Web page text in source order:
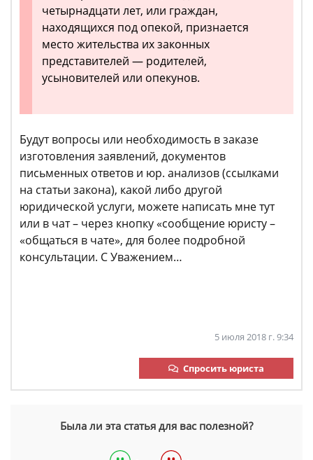
четырнадцати лет, или граждан,
находящихся под опекой, признается
место жительства их законных
представителей — родителей,
усыновителей или опекунов.
Будут вопросы или необходимость в заказе
изготовления заявлений, документов
письменных ответов и юр. анализов (ссылками
на статьи закона), какой либо другой
юридической услуги, можете написать мне тут
или в чат – через кнопку «сообщение юристу –
«общаться в чате», для более подробной
консультации. С Уважением…
5 июля 2018 г. 9:34
Спросить юриста
Была ли эта статья для вас полезной?